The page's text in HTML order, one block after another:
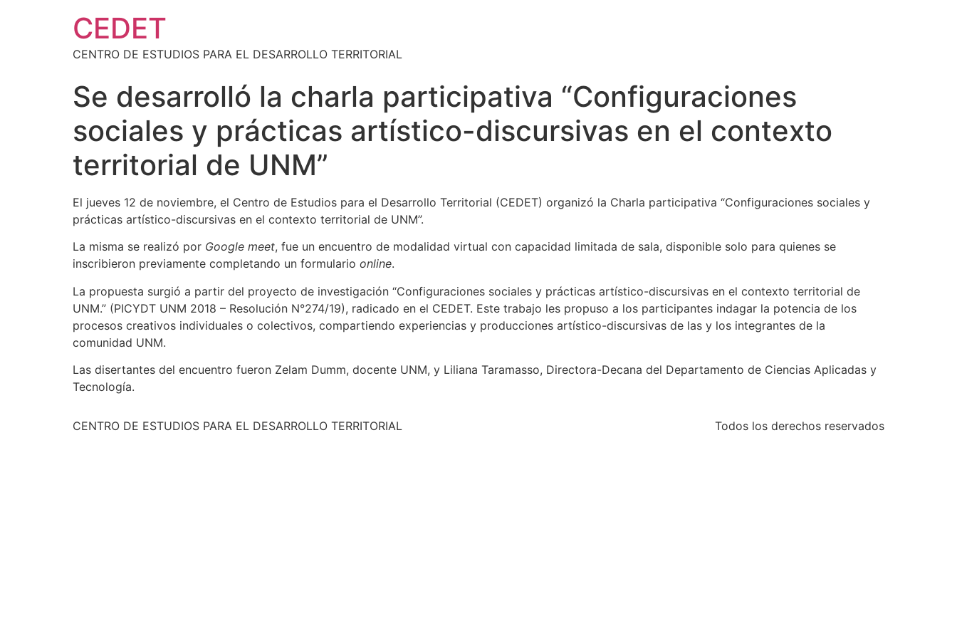
CEDET
CENTRO DE ESTUDIOS PARA EL DESARROLLO TERRITORIAL
Se desarrolló la charla participativa “Configuraciones
sociales y prácticas artístico-discursivas en el contexto
territorial de UNM”
El jueves 12 de noviembre, el Centro de Estudios para el Desarrollo Territorial (CEDET) organizó la Charla participativa “Configuraciones sociales y
prácticas artístico-discursivas en el contexto territorial de UNM”.
La misma se realizó por Google meet, fue un encuentro de modalidad virtual con capacidad limitada de sala, disponible solo para quienes se
inscribieron previamente completando un formulario online.
La propuesta surgió a partir del proyecto de investigación “Configuraciones sociales y prácticas artístico-discursivas en el contexto territorial de
UNM.” (PICYDT UNM 2018 – Resolución N°274/19), radicado en el CEDET. Este trabajo les propuso a los participantes indagar la potencia de los
procesos creativos individuales o colectivos, compartiendo experiencias y producciones artístico-discursivas de las y los integrantes de la
comunidad UNM.
Las disertantes del encuentro fueron Zelam Dumm, docente UNM, y Liliana Taramasso, Directora-Decana del Departamento de Ciencias Aplicadas y
Tecnología.
CENTRO DE ESTUDIOS PARA EL DESARROLLO TERRITORIAL Todos los derechos reservados